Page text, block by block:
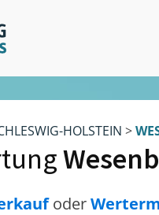
HOLSTEIN >
oder